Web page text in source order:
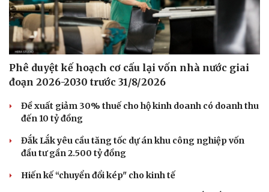
Pháp luật
Quân sự - Quốc phòng
Phê duyệt kế hoạch cơ cấu lại vốn nhà nước giai
đoạn 2026-2030 trước 31/8/2026
Đề xuất giảm 30% thuế cho hộ kinh doanh có doanh thu
đến 10 tỷ đồng
Đắk Lắk yêu cầu tăng tốc dự án khu công nghiệp vốn
đầu tư gần 2.500 tỷ đồng
Hiến kế “chuyển đổi kép" cho kinh tế